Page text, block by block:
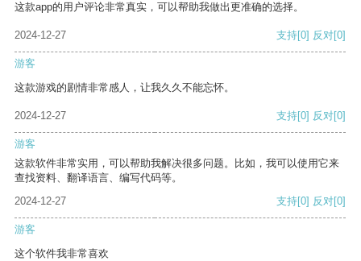
这款app的用户评论非常真实，可以帮助我做出更准确的选择。
2024-12-27 支持[0] 反对[0]
游客
这款游戏的剧情非常感人，让我久久不能忘怀。
2024-12-27 支持[0] 反对[0]
游客
这款软件非常实用，可以帮助我解决很多问题。比如，我可以使用它来
查找资料、翻译语言、编写代码等。
2024-12-27
支持[0] 反对[0]
游客
这个软件我非常喜欢